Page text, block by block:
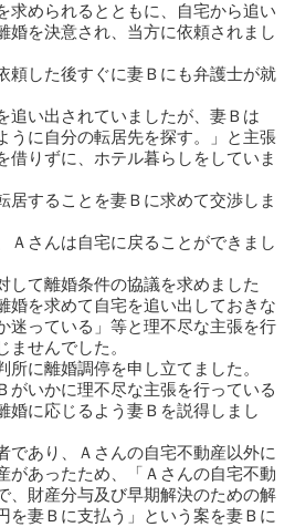
求められるとともに、自宅から追い
婚を決意され、当方に依頼されまし
頼した後すぐに妻Ｂにも弁護士が就
追い出されていましたが、妻Ｂは
うに自分の転居先を探す。」と主張
借りずに、ホテル暮らしをしていま
居することを妻Ｂに求めて交渉しま
Ａさんは自宅に戻ることができまし
して離婚条件の協議を求めました
婚を求めて自宅を追い出しておきな
迷っている」等と理不尽な主張を行
ませんでした。
所に離婚調停を申し立てました。
がいかに理不尽な主張を行っている
婚に応じるよう妻Ｂを説得しまし
であり、Ａさんの自宅不動産以外に
があったため、「Ａさんの自宅不動
、財産分与及び早期解決のための解
を妻Ｂに支払う」という案を妻Ｂに